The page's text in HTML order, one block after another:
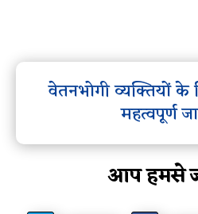
वेतनभोगी व्यक्तियों
महत्वपूर्ण
आप हमसे